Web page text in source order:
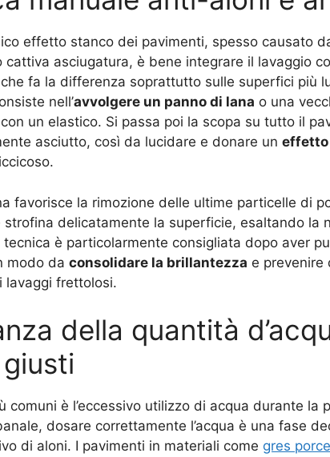
effetto stanco dei pavimenti, spesso causato
cattiva asciugatura, è bene integrare il lavaggio
fa la differenza soprattutto sulle superfici più
nell’avvolgere un panno di lana o una
un elastico. Si passa poi la scopa su tutto il
asciutto, così da lucidare e donare un effetto
favorisce la rimozione delle ultime particelle di
strofina delicatamente la superficie, esaltando la
è particolarmente consigliata dopo aver
modo da consolidare la brillantezza e prevenire
lavaggi frettolosi.
della quantità
comuni è l’eccessivo utilizzo di acqua durante la
dosare correttamente l’acqua è una fase
di aloni. I pavimenti in materiali come gres